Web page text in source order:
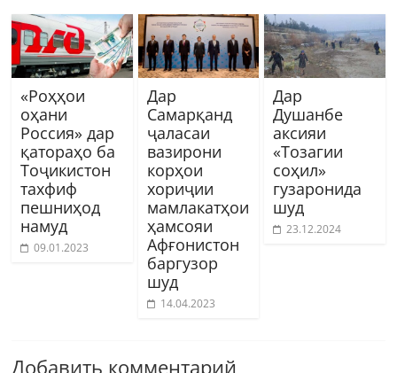
«Роҳҳои
оҳани
Россия» дар
қатораҳо ба
Тоҷикистон
тахфиф
пешниҳод
намуд
09.01.2023
Дар
Самарқанд
ҷаласаи
вазирони
корҳои
хориҷии
мамлакатҳои
ҳамсояи
Афғонистон
баргузор
шуд
14.04.2023
Дар
Душанбе
аксияи
«Тозагии
соҳил»
гузаронида
шуд
23.12.2024
Добавить комментарий